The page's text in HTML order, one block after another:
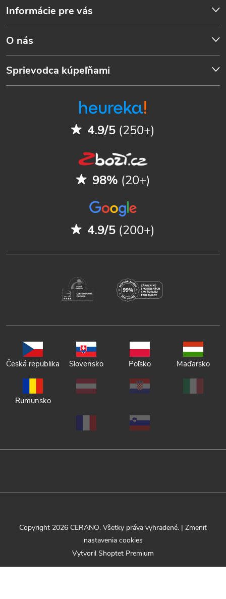
Informácie pre vás
O nás
Sprievodca kúpeľňami
4.9/5 (250+)
98% (20+)
4.9/5 (200+)
Česká republika Slovensko Poľsko Maďarsko
Rumunsko
Vytvoril Shoptet Premium
Copyright 2026 CERANO. Všetky práva vyhradené. | Zmeniť
nastavenia cookies